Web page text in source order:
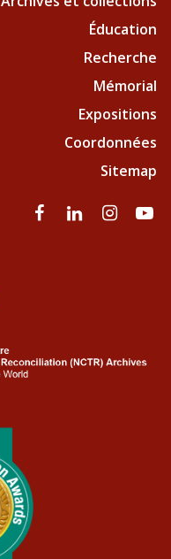
Éducation
Recherche
Mémorial
Expositions
Coordonnées
Sitemap